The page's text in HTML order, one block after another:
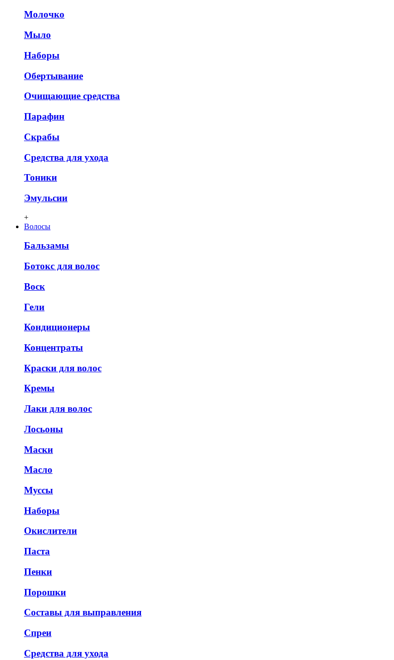
Молочко
Мыло
Наборы
Обертывание
Очищающие средства
Парафин
Скрабы
Средства для ухода
Тоники
Эмульсии
+
Волосы
Бальзамы
Ботокс для волос
Воск
Гели
Кондиционеры
Концентраты
Краски для волос
Кремы
Лаки для волос
Лосьоны
Маски
Масло
Муссы
Наборы
Окислители
Паста
Пенки
Порошки
Составы для выправления
Спреи
Средства для ухода